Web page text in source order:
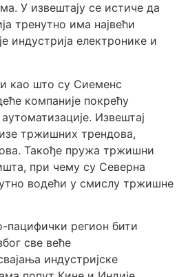
У извештају се истиче да
тренутно има највећи
индустрија електронике и
као што су Сиеменс
компаније покрећу
Извештај
тржишних трендова,
Такође пружа тржишни
при чему су Северна
водећи у смислу тржишне
пацифички регион бити
све веће
индустријске